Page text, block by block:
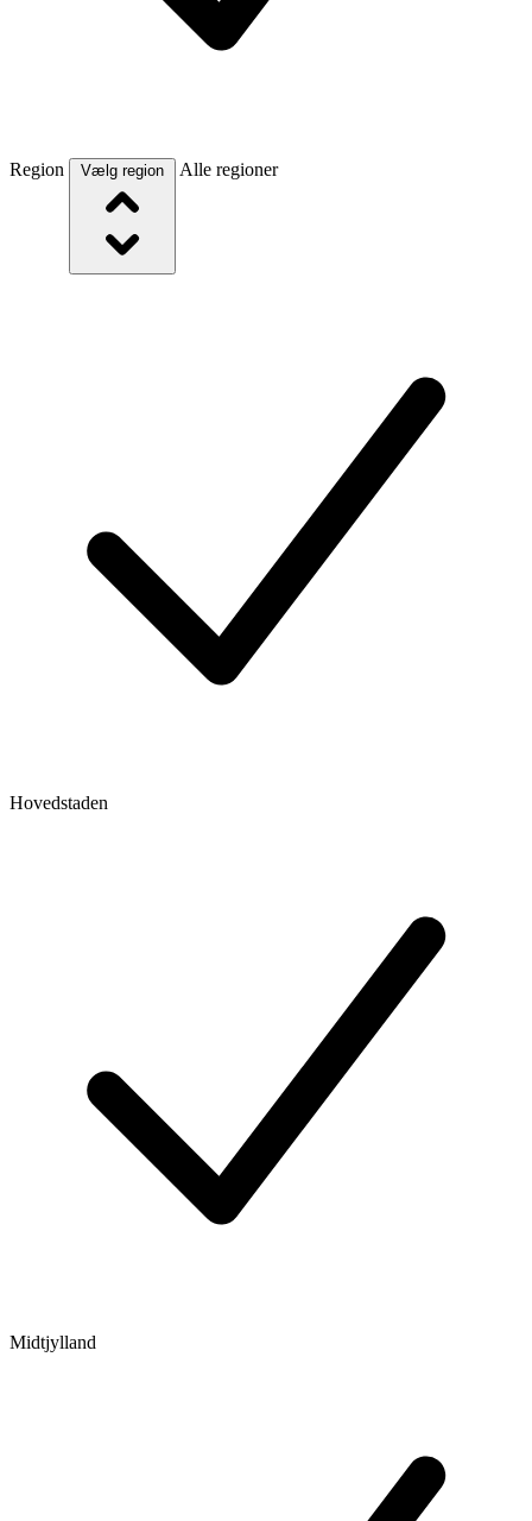
Region Vælg region Alle regioner
Hovedstaden
Midtjylland